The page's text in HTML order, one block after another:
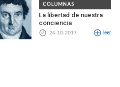
COLUMNAS
La libertad de nuestra
conciencia
24-10-2017 leer